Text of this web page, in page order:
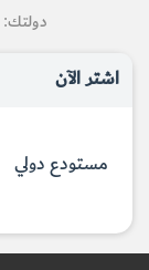
دولتك:
اشتر الآن
مستودع دولي